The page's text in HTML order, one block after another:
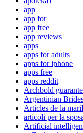
app
app for
app free
app reviews
apps
apps for adults
apps for iphone
apps free
apps reddit
Archbold
Argentinian Brides
Articles de la
articoli per la
Artificial